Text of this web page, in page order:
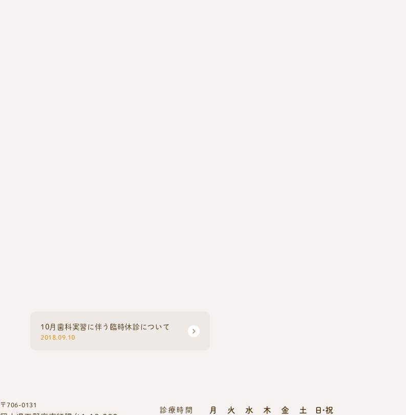
10月歯科実習に伴う臨時休診について
2018.09.10
〒706-0131 診療時間 月 火 水 木 金 土 日・祝